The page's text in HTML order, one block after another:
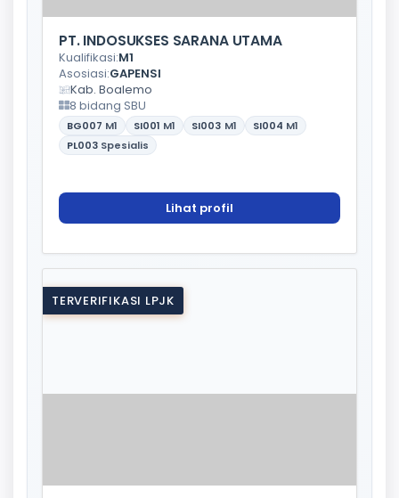
PT. INDOSUKSES SARANA UTAMA
Kualifikasi:M1
Asosiasi:GAPENSI
Kab. Boalemo
8 bidang SBU
BG007 M1 SI001 M1 SI003 M1 SI004 M1
PL003 Spesialis
Lihat profil
TERVERIFIKASI LPJK